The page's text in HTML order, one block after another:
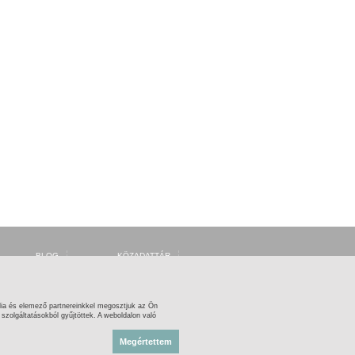
és elemező partnereinkkel megosztjuk az Ön
gyűjtöttek. A weboldalon való
Megértettem
KÖZADATTÁR
OSZK ZENEMŰTÁR
BLOG